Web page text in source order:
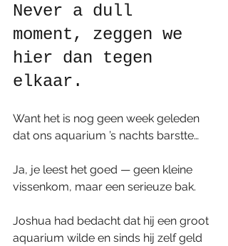
Never a dull
moment, zeggen we
hier dan tegen
elkaar.
Want het is nog geen week geleden
dat ons aquarium ’s nachts barstte…
Ja, je leest het goed — geen kleine
vissenkom, maar een serieuze bak.
Joshua had bedacht dat hij een groot
aquarium wilde en sinds hij zelf geld